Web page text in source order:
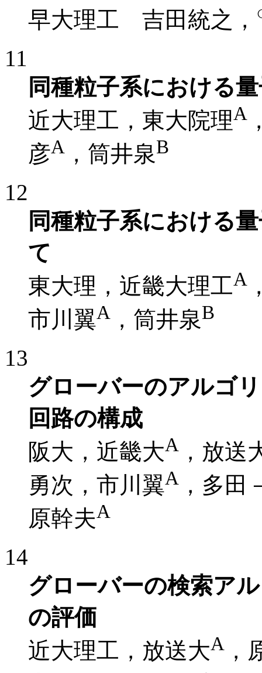
早大理工 吉田統之，
11
同種粒子系における
近大理工，東大院理A
彦A ，筒井泉B
12
同種粒子系における
て
東大理，近畿大理工A
市川翼A ，筒井泉B
13
グローバーのアルゴ
回路の構成
阪大，近畿大A ，放送
勇次，市川翼A ，多田
原幹夫A
14
グローバーの検索ア
の評価
近大理工，放送大A ，